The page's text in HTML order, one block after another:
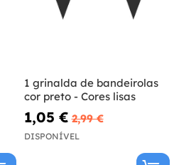
1 grinalda de bandeirolas
cor preto - Cores lisas
1,05 € 2,99 €
DISPONÍVEL